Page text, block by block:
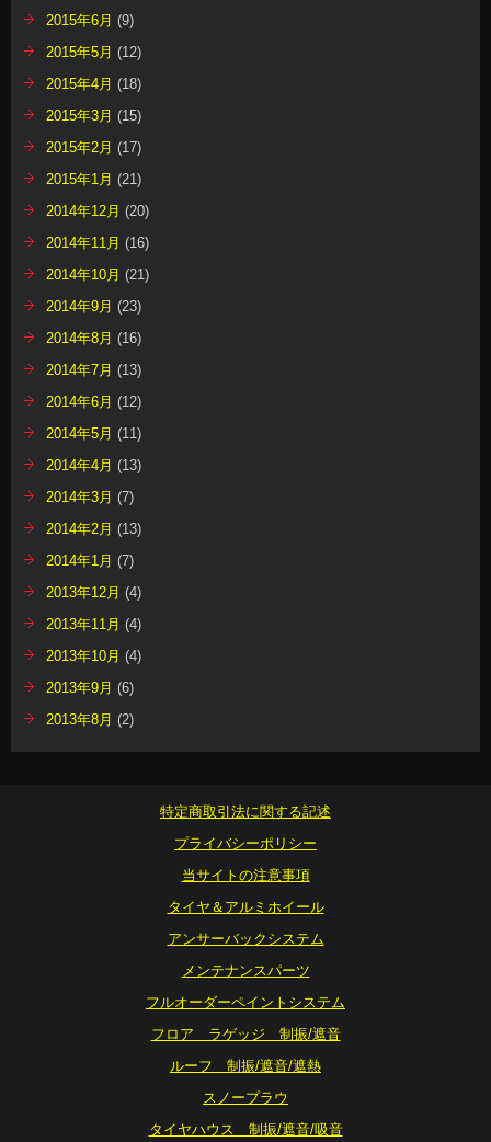
2015年6月 (9)
2015年5月 (12)
2015年4月 (18)
2015年3月 (15)
2015年2月 (17)
2015年1月 (21)
2014年12月 (20)
2014年11月 (16)
2014年10月 (21)
2014年9月 (23)
2014年8月 (16)
2014年7月 (13)
2014年6月 (12)
2014年5月 (11)
2014年4月 (13)
2014年3月 (7)
2014年2月 (13)
2014年1月 (7)
2013年12月 (4)
2013年11月 (4)
2013年10月 (4)
2013年9月 (6)
2013年8月 (2)
特定商取引法に関する記述
プライバシーポリシー
当サイトの注意事項
タイヤ＆アルミホイール
アンサーバックシステム
メンテナンスパーツ
フルオーダーペイントシステム
フロア ラゲッジ 制振/遮音
ルーフ 制振/遮音/遮熱
スノープラウ
タイヤハウス 制振/遮音/吸音